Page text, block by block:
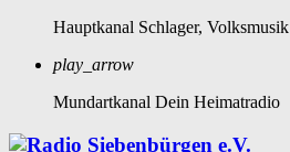
Hauptkanal Schlager, Volksmusik
play_arrow
Mundartkanal Dein Heimatradio